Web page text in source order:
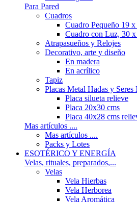
Para Pared
Cuadros
Cuadro Pequeño 19
Cuadro con Luz, 30
Atrapasueños y Relojes
Decorativo, arte y diseño
En madera
En acrílico
Tapiz
Placas Metal Hadas y
Placa silueta relieve
Placa 20x30 cms
Placa 40x28 cms
Mas artículos ....
Mas artículos ....
Packs y Lotes
ESOTÉRICO Y ENERGÍA
Velas, rituales, preparados,...
Velas
Vela Hierbas
Vela Herborea
Vela Aromática